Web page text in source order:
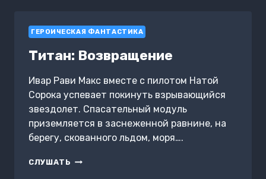
ГЕРОИЧЕСКАЯ ФАНТАСТИКА
Титан: Возвращение
Ивар Рави Макс вместе с пилотом Натой
Сорока успевает покинуть взрывающийся
звездолет. Спасательный модуль
приземляется в заснеженной равнине, на
берегу, скованного льдом, моря….
СЛУШАТЬ ТИТАН: